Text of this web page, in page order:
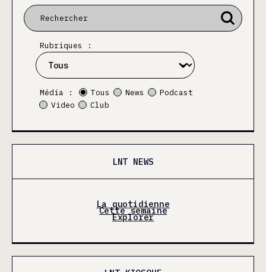
Rubriques :
Média : Tous News
Podcast
Video
Club
LNT NEWS
La quotidienne
Cette semaine
Explorer